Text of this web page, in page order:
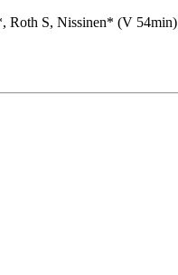
Roth S, Nissinen* (V 54min)